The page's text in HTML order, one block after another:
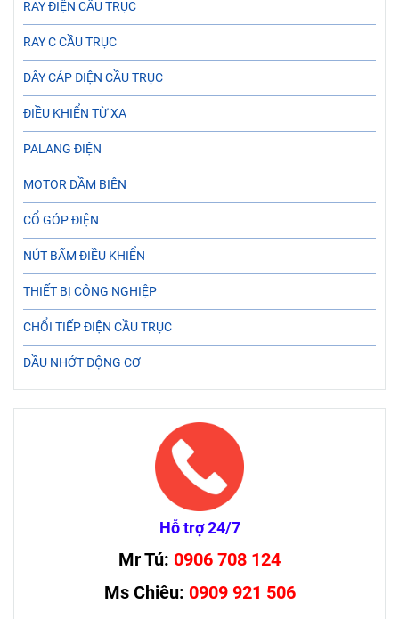
RAY ĐIỆN CẦU TRỤC
RAY C CẦU TRỤC
DÂY CÁP ĐIỆN CẦU TRỤC
ĐIỀU KHIỂN TỪ XA
PALANG ĐIỆN
MOTOR DẦM BIÊN
CỔ GÓP ĐIỆN
NÚT BẤM ĐIỀU KHIỂN
THIẾT BỊ CÔNG NGHIỆP
CHỔI TIẾP ĐIỆN CẦU TRỤC
DẦU NHỚT ĐỘNG CƠ
Hỗ trợ 24/7
Mr Tú: 0906 708 124
Ms Chiêu: 0909 921 506